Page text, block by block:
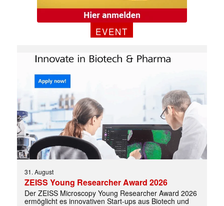
EVENT
31. August
ZEISS Young Researcher Award 2026
Der ZEISS Microscopy Young Researcher Award 2026
ermöglicht es innovativen Start-ups aus Biotech und